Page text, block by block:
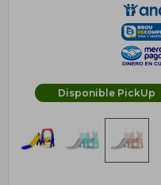
Disponible PickUp